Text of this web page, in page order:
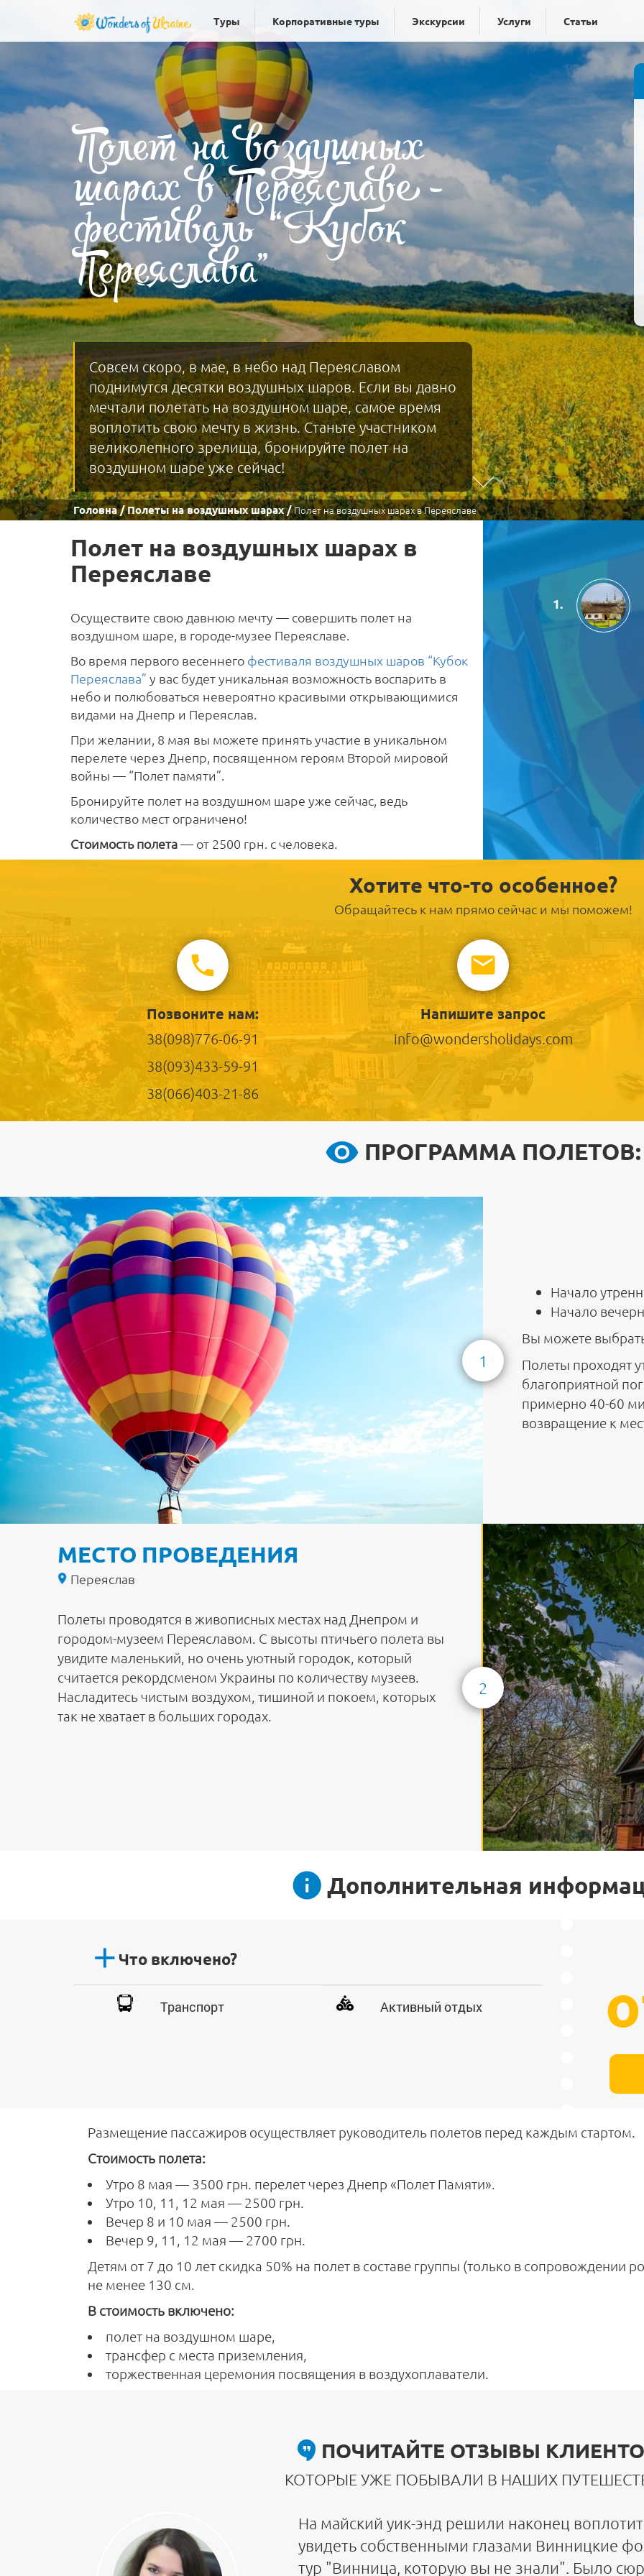
Туры Корпоративные туры Экскурсии Услуги Статьи
Полет на воздушных
шарах в Переяславе -
фестиваль “Кубок
Переяслава”
Совсем скоро, в мае, в небо над Переяславом
поднимутся десятки воздушных шаров. Если вы давно
мечтали полетать на воздушном шаре, самое время
воплотить свою мечту в жизнь. Станьте участником
великолепного зрелища, бронируйте полет на
воздушном шаре уже сейчас!
Головна Полеты на воздушных шарах Полет на воздушных шарах в Переяславе
Полет на воздушных шарах в
Переяславе
Осуществите свою давнюю мечту — совершить полет на
воздушном шаре, в городе-музее Переяславе.
Во время первого весеннего фестиваля воздушных шаров “Кубок
Переяслава” у вас будет уникальная возможность воспарить в
небо и полюбоваться невероятно красивыми открывающимися
видами на Днепр и Переяслав.
При желании, 8 мая вы можете принять участие в уникальном
перелете через Днепр, посвященном героям Второй мировой
войны — “Полет памяти”.
Бронируйте полет на воздушном шаре уже сейчас, ведь
количество мест ограничено!
Стоимость полета— от 2500 грн. с человека.
Хотите что-то особенное?
Обращайтесь к нам прямо сейчас и мы поможем!
Позвоните нам:
38(098)776-06-91
38(093)433-59-91
38(066)403-21-86
Напишите запрос
info@wondersholidays.com
ПРОГРАММА ПОЛЕТОВ:
1
Начало
Начало
Вы можете
Полеты проходят
благоприятной
примерно 40-60
возвращение к
МЕСТО ПРОВЕДЕНИЯ
Переяслав
Полеты проводятся в живописных местах над Днепром и
городом-музеем Переяславом. С высоты птичьего полета вы
увидите маленький, но очень уютный городок, который
считается рекордсменом Украины по количеству музеев.
Насладитесь чистым воздухом, тишиной и покоем, которых
так не хватает в больших городах.
2
Дополнительная
Что включено?
Транспорт Активный отдых
Размещение пассажиров осуществляет руководитель полетов перед каждым стартом.
Стоимость полета:
Утро 8 мая — 3500 грн. перелет через Днепр «Полет Памяти».
Утро 10, 11, 12 мая — 2500 грн.
Вечер 8 и 10 мая — 2500 грн.
Вечер 9, 11, 12 мая — 2700 грн.
Детям от 7 до 10 лет скидка 50% на полет в составе группы (только в сопровождении
не менее 130 см.
В стоимость включено:
полет на воздушном шаре,
трансфер с места приземления,
торжественная церемония посвящения в воздухоплаватели.
ПОЧИТАЙТЕ ОТЗЫВЫ
КОТОРЫЕ УЖЕ ПОБЫВАЛИ В НАШИХ
На майский уик-энд решили наконец
увидеть собственными глазами Винницкие
тур "Винница, которую вы не знали". Было